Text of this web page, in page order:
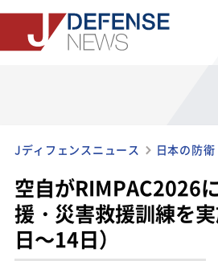
Jディフェンスニュース 日本の防衛
空自がRIMPAC2026
援・災害救援訓練を
日～14日）